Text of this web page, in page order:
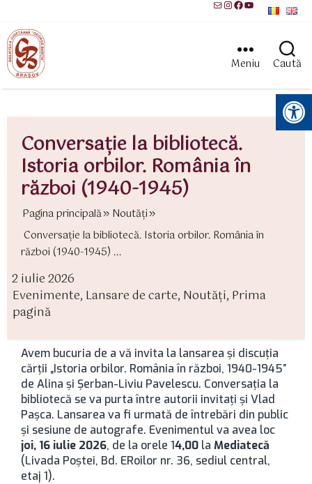
MailInstagram
Facebook
YouTube
Meniu Caută
Instrumente pentru accesibilitate
Conversație la bibliotecă.
Istoria orbilor. România în
război (1940-1945)
Pagina principală
Noutăți
Conversație la bibliotecă. Istoria orbilor. România în
război (1940-1945) ...
2 iulie 2026
Evenimente, Lansare de carte, Noutăți, Prima
pagină
Avem bucuria de a vă invita la lansarea şi discuţia
cărţii „Istoria orbilor. România în război, 1940-1945”
de Alina şi Şerban-Liviu Pavelescu. Conversaţia la
bibliotecă se va purta între autorii invitaţi şi Vlad
Paşca. Lansarea va fi urmată de întrebări din public
şi sesiune de autografe. Evenimentul va avea loc
joi, 16 iulie 2026, de la orele 14,00 la Mediatecă
(Livada Poştei, Bd. ERoilor nr. 36, sediul central,
etaj 1).